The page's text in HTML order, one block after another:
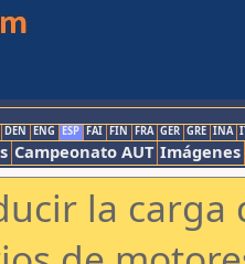
DEN ENG ESP FAI FIN FRA GER GRE INA
Campeonato AUT Imágenes
la